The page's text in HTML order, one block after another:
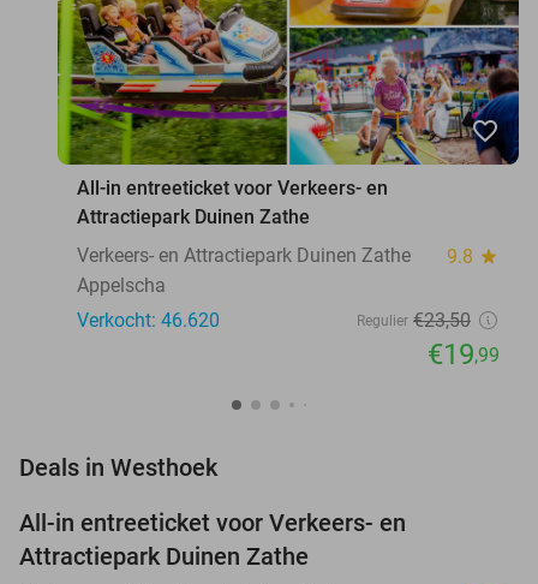
favorite_border
All-in entreeticket voor Verkeers- en
Attractiepark Duinen Zathe
Verkeers- en Attractiepark Duinen Zathe
9.8 star
Appelscha
Verkocht: 46.620
Regulier €23,50
€19,99
Deals in Westhoek
All-in entreeticket voor Verkeers- en
Attractiepark Duinen Zathe